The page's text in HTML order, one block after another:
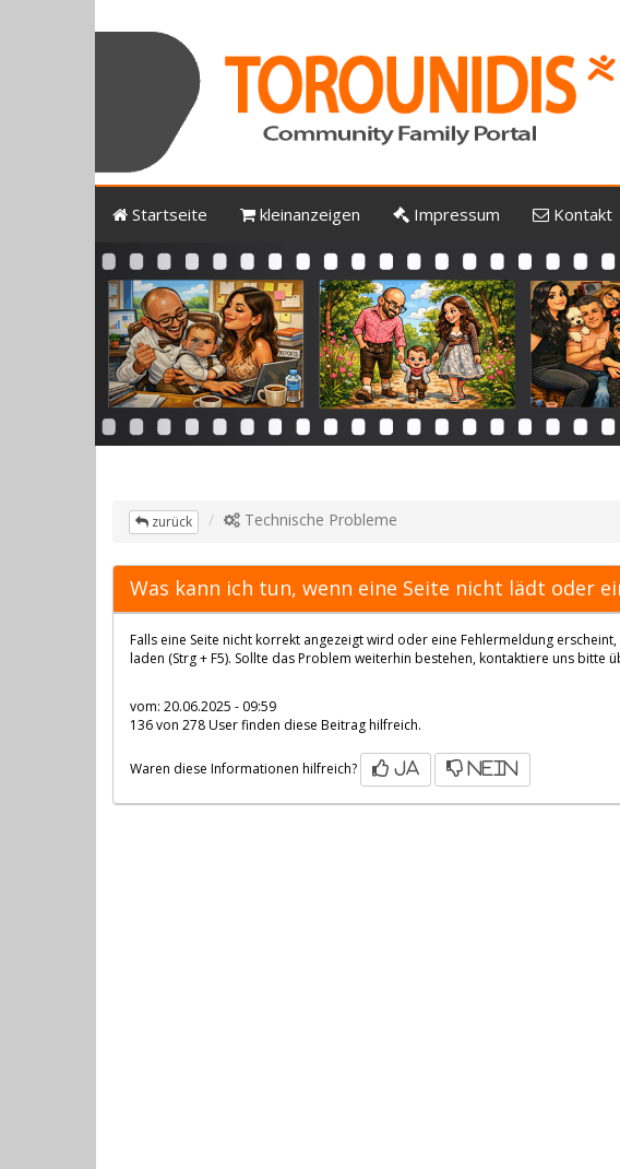
Startseite kleinanzeigen Impressum Kontakt
Previous
zurück Technische Probleme
Was kann ich tun, wenn eine Seite nicht lädt oder
Falls eine Seite nicht korrekt angezeigt wird oder eine Fehlermeldung
laden (Strg + F5). Sollte das Problem weiterhin bestehen, kontaktiere uns bitte
vom: 20.06.2025 - 09:59
136 von 278 User finden diese Beitrag hilfreich.
Waren diese Informationen hilfreich? ja nein